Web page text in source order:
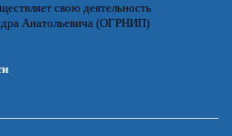
свою деятельность
Анатольевича (ОГРНИП)